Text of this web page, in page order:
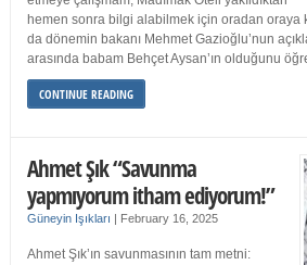
hemen sonra bilgi alabilmek için oradan oraya
da dönemin bakanı Mehmet Gazioğlu’nun
arasında babam Behçet Aysan’ın olduğunu
CONTINUE READING
Ahmet Şık “Savunma
yapmıyorum itham ediyorum!”
Güneyin Işıkları | February 16, 2025
Ahmet Şık’ın savunmasının tam metni: